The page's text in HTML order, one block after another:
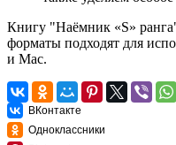
Книгу "Наёмник «S»
форматы подходят для
и Mac.
ВКонтакте
Одноклассники